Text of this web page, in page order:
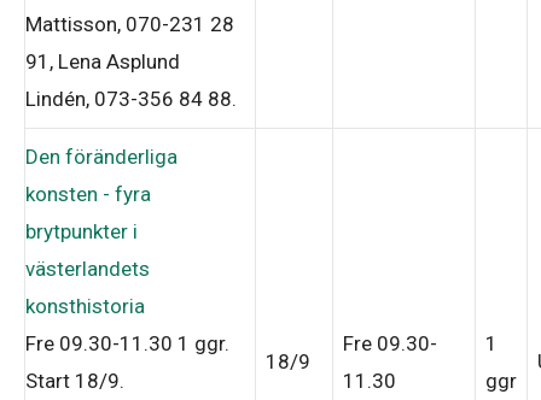
Mattisson, 070-231 28
91, Lena Asplund
Lindén, 073-356 84 88.
Den föränderliga
konsten - fyra
brytpunkter i
västerlandets
konsthistoria
Fre 09.30-11.30 1 ggr.
Start 18/9.
18/9
Fre 09.30-
11.30
1
ggr